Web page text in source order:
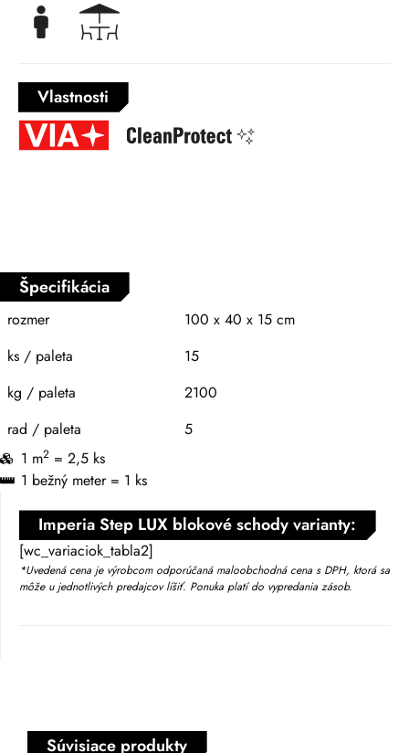
Vlastnosti
Špecifikácia
rozmer
100 x 40 x 15 cm
ks / paleta
15
kg / paleta
2100
rad / paleta
5
1 m2= 2,5 ks
1 bežný meter = 1 ks
Imperia Step LUX blokové schody varianty:
[wc_variaciok_tabla2]
*Uvedená cena je výrobcom odporúčaná maloobchodná cena s DPH, ktorá sa
môže u jednotlivých predajcov líšiť. Ponuka platí do vypredania zásob.
Súvisiace produkty